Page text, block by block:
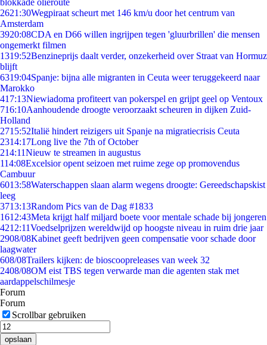
blokkade olieroute
2621:30Wegpiraat scheurt met 146 km/u door het centrum van
Amsterdam
3920:08CDA en D66 willen ingrijpen tegen 'gluurbrillen' die mensen
ongemerkt filmen
1319:52Benzineprijs daalt verder, onzekerheid over Straat van Hormuz
blijft
6319:04Spanje: bijna alle migranten in Ceuta weer teruggekeerd naar
Marokko
417:13Niewiadoma profiteert van pokerspel en grijpt geel op Ventoux
716:10Aanhoudende droogte veroorzaakt scheuren in dijken Zuid-
Holland
2715:52Italië hindert reizigers uit Spanje na migratiecrisis Ceuta
2314:17Long live the 7th of October
214:11Nieuw te streamen in augustus
114:08Excelsior opent seizoen met ruime zege op promovendus
Cambuur
6013:58Waterschappen slaan alarm wegens droogte: Gereedschapskist
leeg
3713:13Random Pics van de Dag #1833
1612:43Meta krijgt half miljard boete voor mentale schade bij jongeren
4212:11Voedselprijzen wereldwijd op hoogste niveau in ruim drie jaar
2908/08Kabinet geeft bedrijven geen compensatie voor schade door
laagwater
608/08Trailers kijken: de bioscoopreleases van week 32
2408/08OM eist TBS tegen verwarde man die agenten stak met
aardappelschilmesje
Forum
Forum
Scrollbar gebruiken
opslaan